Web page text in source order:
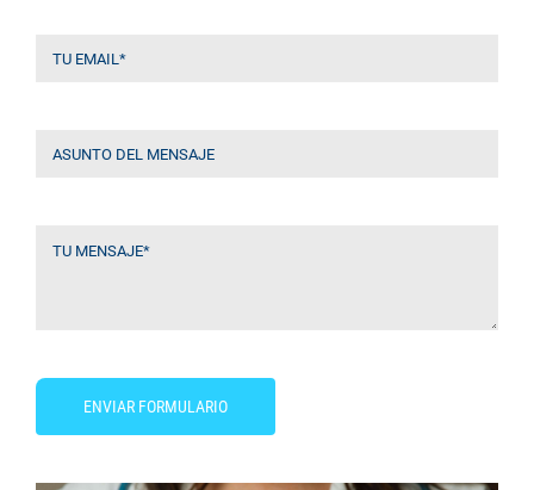
ENVIAR FORMULARIO